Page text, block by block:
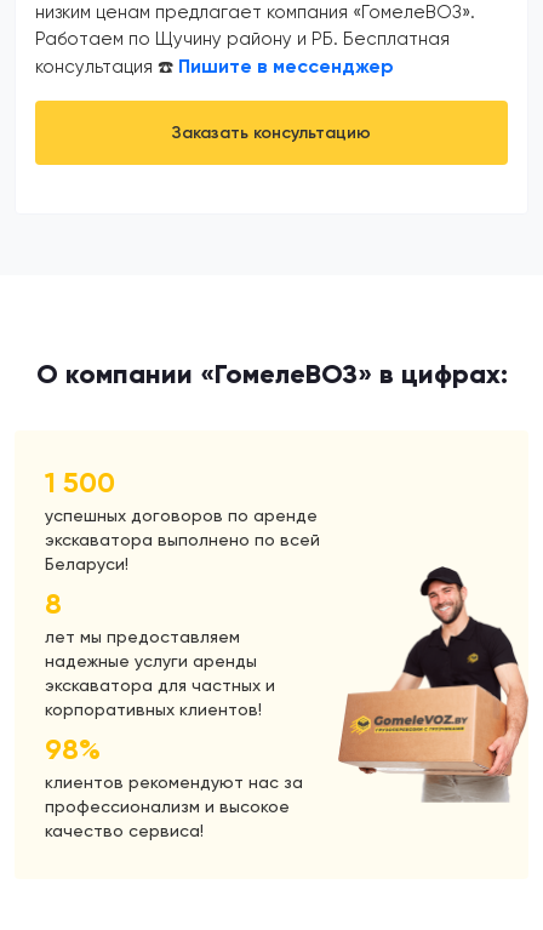
низким ценам предлагает компания «ГомелеВОЗ».
Работаем по Щучину району и РБ. Бесплатная
консультация ☎️ Пишите в мессенджер
Заказать консультацию
О компании «ГомелеВОЗ» в цифрах:
1 500
успешных договоров по аренде
экскаватора выполнено по всей
Беларуси!
8
лет мы предоставляем
надежные услуги аренды
экскаватора для частных и
корпоративных клиентов!
98%
клиентов рекомендуют нас за
профессионализм и высокое
качество сервиса!